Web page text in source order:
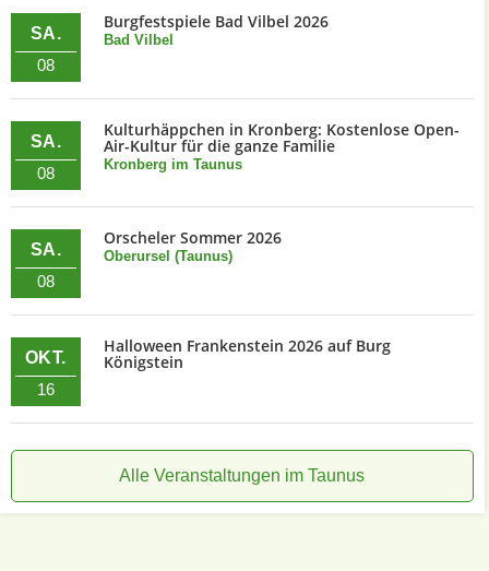
SA.
08
Burgfestspiele Bad Vilbel 2026
Bad Vilbel
SA.
08
Kulturhäppchen in Kronberg: Kostenlose Open-
Air-Kultur für die ganze Familie
Kronberg im Taunus
SA.
08
Orscheler Sommer 2026
Oberursel (Taunus)
OKT.
16
Halloween Frankenstein 2026 auf Burg
Königstein
Alle Veranstaltungen im Taunus